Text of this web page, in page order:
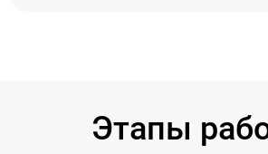
Этапы